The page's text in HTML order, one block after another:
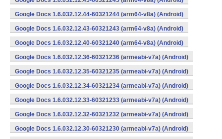
Google Docs 1.6.032.12.44-60321244 (arm64-v8a) (Android)
Google Docs 1.6.032.12.43-60321243 (arm64-v8a) (Android)
Google Docs 1.6.032.12.40-60321240 (arm64-v8a) (Android)
Google Docs 1.6.032.12.36-60321236 (armeabi-v7a) (Android)
Google Docs 1.6.032.12.35-60321235 (armeabi-v7a) (Android)
Google Docs 1.6.032.12.34-60321234 (armeabi-v7a) (Android)
Google Docs 1.6.032.12.33-60321233 (armeabi-v7a) (Android)
Google Docs 1.6.032.12.32-60321232 (armeabi-v7a) (Android)
Google Docs 1.6.032.12.30-60321230 (armeabi-v7a) (Android)